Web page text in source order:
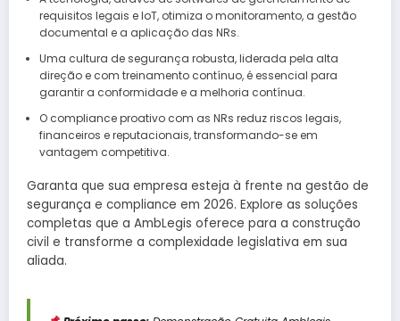
requisitos legais e IoT, otimiza o monitoramento, a gestão
documental e a aplicação das NRs.
Uma cultura de segurança robusta, liderada pela alta
direção e com treinamento contínuo, é essencial para
garantir a conformidade e a melhoria contínua.
O compliance proativo com as NRs reduz riscos legais,
financeiros e reputacionais, transformando-se em
vantagem competitiva.
Garanta que sua empresa esteja à frente na gestão de
segurança e compliance em 2026. Explore as soluções
completas que a AmbLegis oferece para a construção
civil e transforme a complexidade legislativa em sua
aliada.